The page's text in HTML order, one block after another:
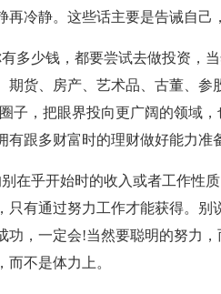
再冷静。这些话主要是告诫自己
多少钱，都要尝试去做投资，
期货、房产、艺术品、古董、
子，把眼界投向更广阔的领域
有跟多财富时的理财做好能力准
在乎开始时的收入或者工作性
只有通过努力工作才能获得。别
功，一定会!当然要聪明的努力
不是体力上。